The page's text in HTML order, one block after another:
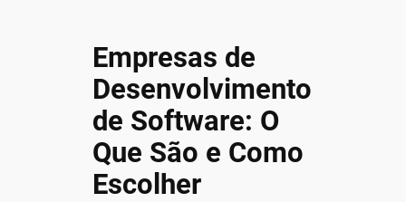
Empresas de
Desenvolvimento
de Software: O
Que São e Como
Escolher